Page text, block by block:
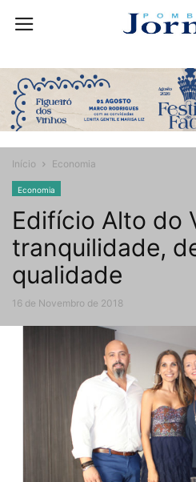
Início Economia
Economia
Edifício Alto do
tranquilidade,
qualidade
16 de Novembro de 2018